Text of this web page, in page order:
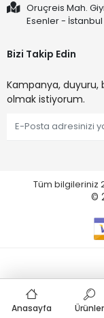
Oruçreis Mah.
Esenler - İstanbul
Bizi Takip Edin
Kampanya,
olmak istiyorum.
Tüm bilgileriniz
©
Anasayfa Ürünler